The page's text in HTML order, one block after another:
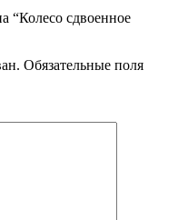
“Колесо сдвоенное
Обязательные поля